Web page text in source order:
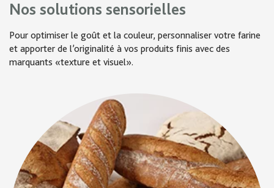
Nos solutions sensorielles
Pour optimiser le goût et la couleur, personnaliser votre farine
et apporter de l’originalité à vos produits finis avec des
marquants «texture et visuel».